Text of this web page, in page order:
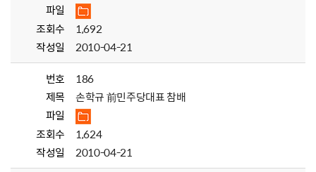
파일
조회수
1,692
작성일
2010-04-21
번호
186
제목
손학규 前민주당대표 참배
파일
조회수
1,624
작성일
2010-04-21